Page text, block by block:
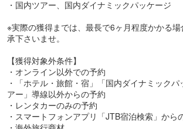
・国内ツアー、国内ダイナミックパッケージ
※実際の獲得までは、最長で6ヶ月程度かかる
承下さいませ。
【獲得対象外条件】
・オンライン以外での予約
・「ホテル・旅館・宿」「国内ダイナミック
アー」導線以外からの予約
・レンタカーのみの予約
・スマートフォンアプリ「JTB宿泊検索」から